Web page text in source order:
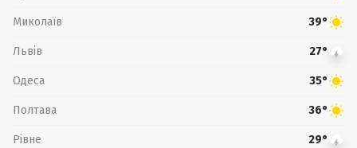
Миколаїв 39°
Львів 27°
Одеса 35°
Полтава 36°
Рівне 29°